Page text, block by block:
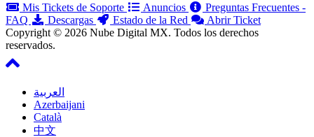
Mis Tickets de Soporte Anuncios
Preguntas Frecuentes -
FAQ
Descargas Estado de la Red
Abrir Ticket
Copyright © 2026 Nube Digital MX. Todos los derechos
reservados.
العربية
Azerbaijani
Català
中文